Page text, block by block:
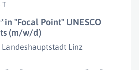
T
"Focal Point" UNESCO
(m/w/d)
Linz